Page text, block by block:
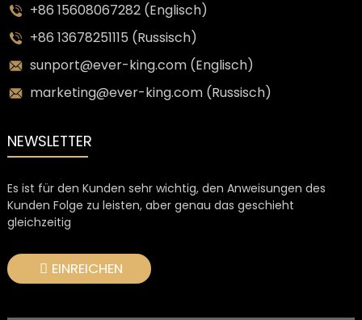
+86 15608067282 (Englisch)
+86 13678251115 (Russisch)
sunport@ever-king.com (Englisch)
marketing@ever-king.com (Russisch)
NEWSLETTER
Es ist für den Kunden sehr wichtig, den Anweisungen des
Kunden Folge zu leisten, aber genau das geschieht
gleichzeitig
EINREICHEN